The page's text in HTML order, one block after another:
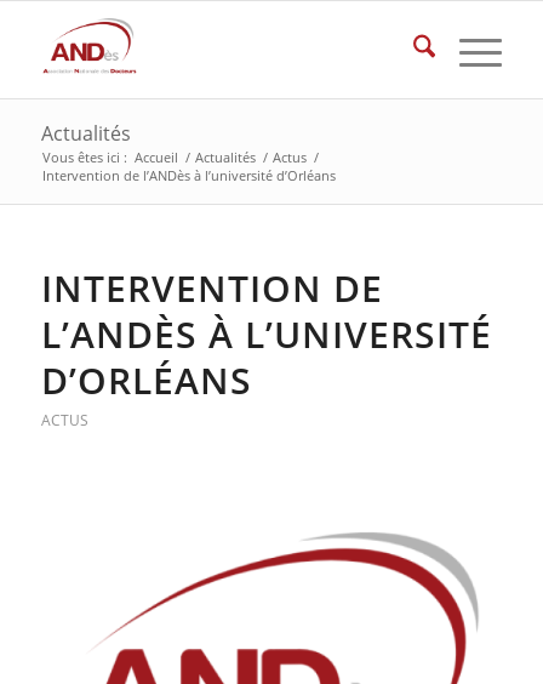
Actualités
Vous êtes ici : Accueil / Actualités / Actus /
Intervention de l’ANDès à l’université d’Orléans
INTERVENTION DE
L’ANDÈS À L’UNIVERSITÉ
D’ORLÉANS
ACTUS